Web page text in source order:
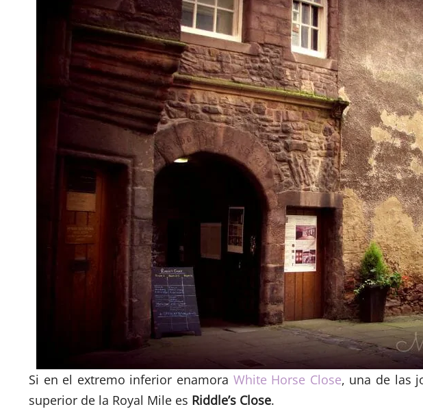
Si en el extremo inferior enamora White Horse Close, una de las
superior de la Royal Mile es Riddle’s Close.